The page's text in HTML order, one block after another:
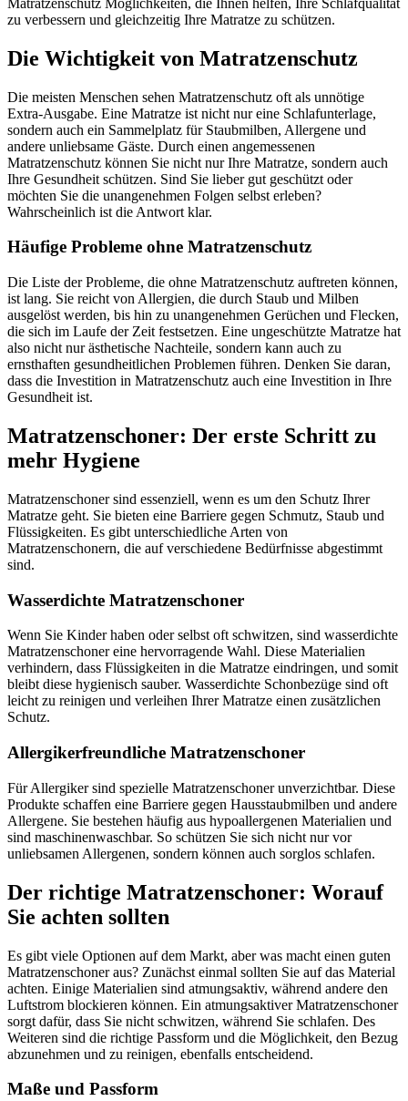
zu verbessern und gleichzeitig Ihre Matratze zu schützen.
Die Wichtigkeit von Matratzenschutz
Die meisten Menschen sehen Matratzenschutz oft als unnötige
Extra-Ausgabe. Eine Matratze ist nicht nur eine Schlafunterlage,
sondern auch ein Sammelplatz für Staubmilben, Allergene und
andere unliebsame Gäste. Durch einen angemessenen
Matratzenschutz können Sie nicht nur Ihre Matratze, sondern auch
Ihre Gesundheit schützen. Sind Sie lieber gut geschützt oder
möchten Sie die unangenehmen Folgen selbst erleben?
Wahrscheinlich ist die Antwort klar.
Häufige Probleme ohne Matratzenschutz
Die Liste der Probleme, die ohne Matratzenschutz auftreten können,
ist lang. Sie reicht von Allergien, die durch Staub und Milben
ausgelöst werden, bis hin zu unangenehmen Gerüchen und Flecken,
die sich im Laufe der Zeit festsetzen. Eine ungeschützte Matratze hat
also nicht nur ästhetische Nachteile, sondern kann auch zu
ernsthaften gesundheitlichen Problemen führen. Denken Sie daran,
dass die Investition in Matratzenschutz auch eine Investition in Ihre
Gesundheit ist.
Matratzenschoner: Der erste Schritt zu
mehr Hygiene
Matratzenschoner sind essenziell, wenn es um den Schutz Ihrer
Matratze geht. Sie bieten eine Barriere gegen Schmutz, Staub und
Flüssigkeiten. Es gibt unterschiedliche Arten von
Matratzenschonern, die auf verschiedene Bedürfnisse abgestimmt
sind.
Wasserdichte Matratzenschoner
Wenn Sie Kinder haben oder selbst oft schwitzen, sind wasserdichte
Matratzenschoner eine hervorragende Wahl. Diese Materialien
verhindern, dass Flüssigkeiten in die Matratze eindringen, und somit
bleibt diese hygienisch sauber. Wasserdichte Schonbezüge sind oft
leicht zu reinigen und verleihen Ihrer Matratze einen zusätzlichen
Schutz.
Allergikerfreundliche Matratzenschoner
Für Allergiker sind spezielle Matratzenschoner unverzichtbar. Diese
Produkte schaffen eine Barriere gegen Hausstaubmilben und andere
Allergene. Sie bestehen häufig aus hypoallergenen Materialien und
sind maschinenwaschbar. So schützen Sie sich nicht nur vor
unliebsamen Allergenen, sondern können auch sorglos schlafen.
Der richtige Matratzenschoner: Worauf
Sie achten sollten
Es gibt viele Optionen auf dem Markt, aber was macht einen guten
Matratzenschoner aus? Zunächst einmal sollten Sie auf das Material
achten. Einige Materialien sind atmungsaktiv, während andere den
Luftstrom blockieren können. Ein atmungsaktiver Matratzenschoner
sorgt dafür, dass Sie nicht schwitzen, während Sie schlafen. Des
Weiteren sind die richtige Passform und die Möglichkeit, den Bezug
abzunehmen und zu reinigen, ebenfalls entscheidend.
Maße und Passform